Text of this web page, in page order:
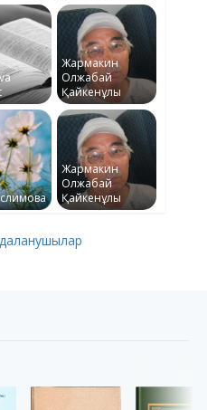
Жармакин
Олжабай
Қайкенұлы
Жармакин
Олжабай
Қайкенұлы